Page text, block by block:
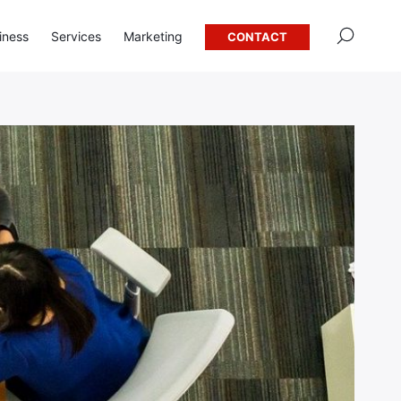
Services Marketing CONTACT
×